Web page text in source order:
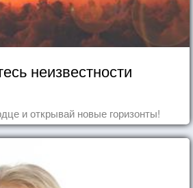
неизвестности
и открывай новые горизонты!